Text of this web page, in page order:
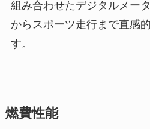
組み合わせたデジタルメー
からスポーツ走行まで直感
す。
燃費性能